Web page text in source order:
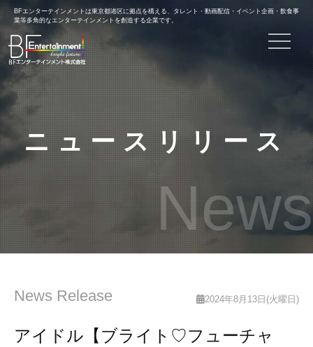
BFエンターテインメントは東京都港区に拠点を構える、タレント・動画配信・イベント企画・飲食事
業等多角的なエンターテインメントを創造する企業です。
toggle
ニュースリリース
News
News Release 2024年8月13日(火曜日)
アイドル【ブライト♡フューチャ